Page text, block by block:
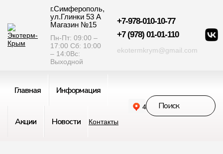
г.Симферополь,
ул.Глинки 53 А
Магазин №15
Пн-Пт: 09:00 –
17:00 Сб: 10:00
– 14:0Вс:
Выходной
+7-978-010-10-77
+7 (978) 01-01-110
ekotermkrym@gmail.com
Главная Информация
Акции Новости Контакты